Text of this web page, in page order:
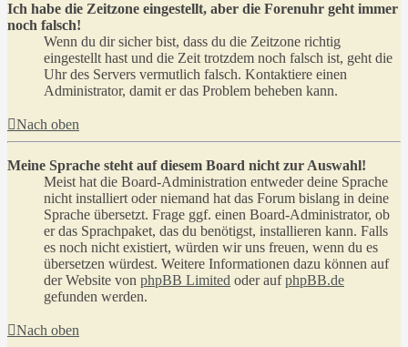
Ich habe die Zeitzone eingestellt, aber die Forenuhr geht immer
noch falsch!
Wenn du dir sicher bist, dass du die Zeitzone richtig
eingestellt hast und die Zeit trotzdem noch falsch ist, geht die
Uhr des Servers vermutlich falsch. Kontaktiere einen
Administrator, damit er das Problem beheben kann.
Nach oben
Meine Sprache steht auf diesem Board nicht zur Auswahl!
Meist hat die Board-Administration entweder deine Sprache
nicht installiert oder niemand hat das Forum bislang in deine
Sprache übersetzt. Frage ggf. einen Board-Administrator, ob
er das Sprachpaket, das du benötigst, installieren kann. Falls
es noch nicht existiert, würden wir uns freuen, wenn du es
übersetzen würdest. Weitere Informationen dazu können auf
der Website von phpBB Limited oder aufphpBB.de
gefunden werden.
Nach oben